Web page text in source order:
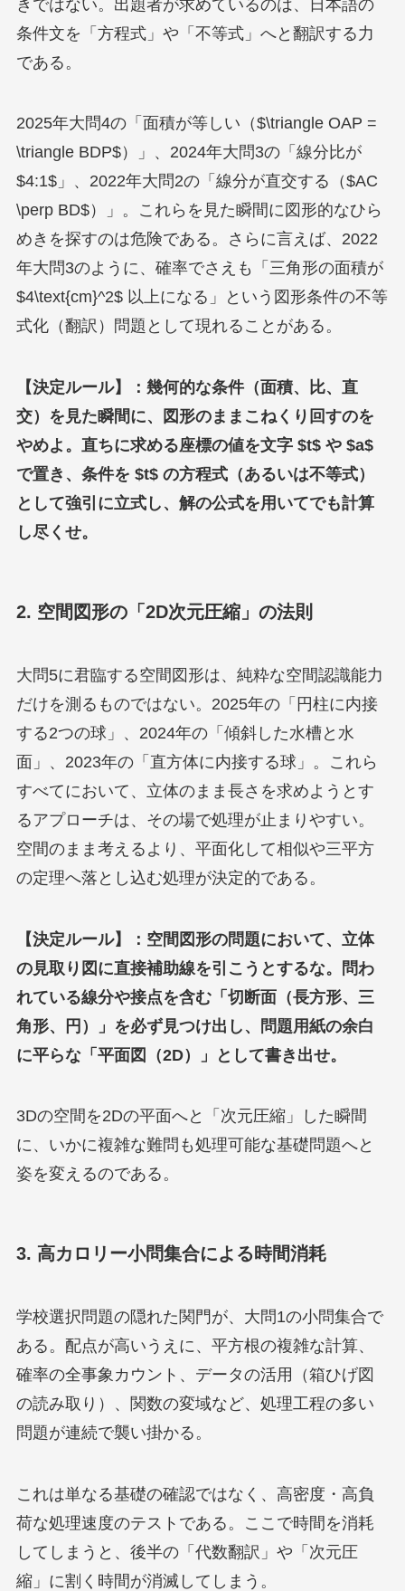
きではない。出題者が求めているのは、日本語の
条件文を「方程式」や「不等式」へと翻訳する力
である。
2025年大問4の「面積が等しい（$\triangle OAP =
\triangle BDP$）」、2024年大問3の「線分比が
$4:1$」、2022年大問2の「線分が直交する（$AC
\perp BD$）」。これらを見た瞬間に図形的なひら
めきを探すのは危険である。さらに言えば、2022
年大問3のように、確率でさえも「三角形の面積が
$4\text{cm}^2$ 以上になる」という図形条件の不等
式化（翻訳）問題として現れることがある。
【決定ルール】：幾何的な条件（面積、比、直
交）を見た瞬間に、図形のままこねくり回すのを
やめよ。直ちに求める座標の値を文字 $t$ や $a$
で置き、条件を $t$ の方程式（あるいは不等式）
として強引に立式し、解の公式を用いてでも計算
し尽くせ。
2. 空間図形の「2D次元圧縮」の法則
大問5に君臨する空間図形は、純粋な空間認識能力
だけを測るものではない。2025年の「円柱に内接
する2つの球」、2024年の「傾斜した水槽と水
面」、2023年の「直方体に内接する球」。これら
すべてにおいて、立体のまま長さを求めようとす
るアプローチは、その場で処理が止まりやすい。
空間のまま考えるより、平面化して相似や三平方
の定理へ落とし込む処理が決定的である。
【決定ルール】：空間図形の問題において、立体
の見取り図に直接補助線を引こうとするな。問わ
れている線分や接点を含む「切断面（長方形、三
角形、円）」を必ず見つけ出し、問題用紙の余白
に平らな「平面図（2D）」として書き出せ。
3Dの空間を2Dの平面へと「次元圧縮」した瞬間
に、いかに複雑な難問も処理可能な基礎問題へと
姿を変えるのである。
3. 高カロリー小問集合による時間消耗
学校選択問題の隠れた関門が、大問1の小問集合で
ある。配点が高いうえに、平方根の複雑な計算、
確率の全事象カウント、データの活用（箱ひげ図
の読み取り）、関数の変域など、処理工程の多い
問題が連続で襲い掛かる。
これは単なる基礎の確認ではなく、高密度・高負
荷な処理速度のテストである。ここで時間を消耗
してしまうと、後半の「代数翻訳」や「次元圧
縮」に割く時間が消滅してしまう。